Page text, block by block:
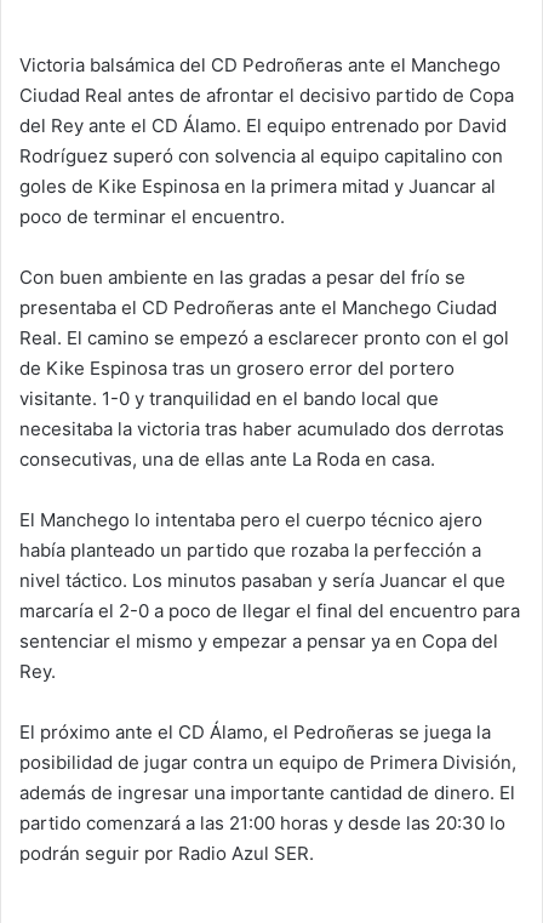
Victoria balsámica del CD Pedroñeras ante el Manchego
Ciudad Real antes de afrontar el decisivo partido de Copa
del Rey ante el CD Álamo. El equipo entrenado por David
Rodríguez superó con solvencia al equipo capitalino con
goles de Kike Espinosa en la primera mitad y Juancar al
poco de terminar el encuentro.
Con buen ambiente en las gradas a pesar del frío se
presentaba el CD Pedroñeras ante el Manchego Ciudad
Real. El camino se empezó a esclarecer pronto con el gol
de Kike Espinosa tras un grosero error del portero
visitante. 1-0 y tranquilidad en el bando local que
necesitaba la victoria tras haber acumulado dos derrotas
consecutivas, una de ellas ante La Roda en casa.
El Manchego lo intentaba pero el cuerpo técnico ajero
había planteado un partido que rozaba la perfección a
nivel táctico. Los minutos pasaban y sería Juancar el que
marcaría el 2-0 a poco de llegar el final del encuentro para
sentenciar el mismo y empezar a pensar ya en Copa del
Rey.
El próximo ante el CD Álamo, el Pedroñeras se juega la
posibilidad de jugar contra un equipo de Primera División,
además de ingresar una importante cantidad de dinero. El
partido comenzará a las 21:00 horas y desde las 20:30 lo
podrán seguir por Radio Azul SER.